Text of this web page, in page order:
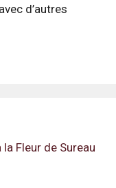
d’autres
Fleur de Sureau